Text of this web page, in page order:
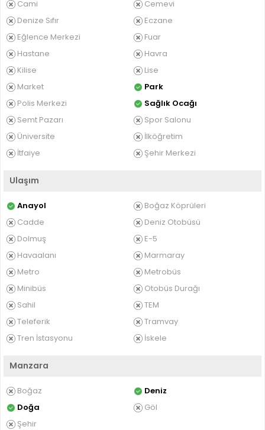
Cami
Cemevi
Denize Sıfır
Eczane
Eğlence Merkezi
Fuar
Hastane
Havra
Kilise
Lise
Market
Park
Polis Merkezi
Sağlık Ocağı
Semt Pazarı
Spor Salonu
Üniversite
İlköğretim
İtfaiye
Şehir Merkezi
Ulaşım
Anayol
Boğaz Köprüleri
Cadde
Deniz Otobüsü
Dolmuş
E-5
Havaalanı
Marmaray
Metro
Metrobüs
Minibüs
Otobüs Durağı
Sahil
TEM
Teleferik
Tramvay
Tren İstasyonu
İskele
Manzara
Boğaz
Deniz
Doğa
Göl
Şehir